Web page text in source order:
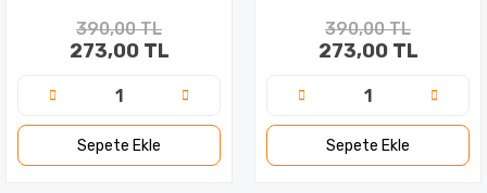
390,00 TL
273,00 TL
Sepete Ekle
390,00 TL
273,00 TL
Sepete Ekle